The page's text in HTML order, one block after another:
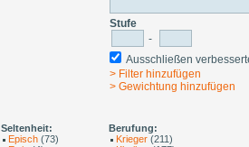
Stufe
-
Ausschließen
> Filter hinzufügen
> Gewichtung hinzufügen
Seltenheit:
Episch (73)
Berufung:
Krieger (211)